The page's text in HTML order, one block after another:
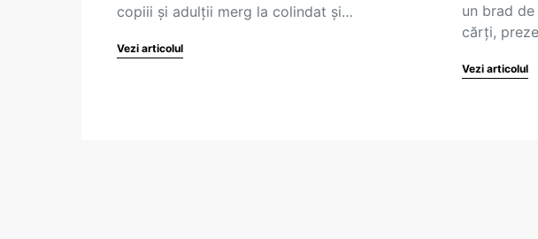
copiii şi adulţii merg la colindat şi…
Vezi articolul
un brad
cărți,
Vezi articolul